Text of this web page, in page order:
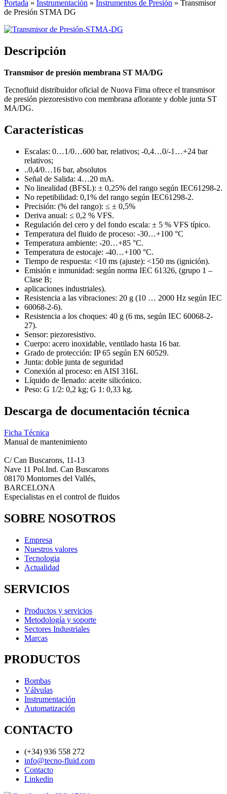
Portada » Instrumentación » Instrumentos de Presión » Transmisor
de Presión STMA DG
Descripción
Transmisor de presión membrana ST MA/DG
Tecnofluid distribuidor oficial de Nuova Fima ofrece el transmisor
de presión piezoresistivo con membrana aflorante y doble junta ST
MA/DG.
Características
Escalas: 0…1/0…600 bar, relativos; -0,4…0/-1…+24 bar
relativos;
..0,4/0…16 bar, absolutos
Señal de Salida: 4…20 mA.
No linealidad (BFSL): ± 0,25% del rango según IEC61298-2.
No repetibilidad: 0,1% del rango según IEC61298-2.
Precisión: (% del rango): ≤ ± 0,5%
Deriva anual: ≤ 0,2 % VFS.
Regulación del cero y del fondo escala: ± 5 % VFS típico.
Temperatura del fluido de proceso: -30…+100 °C
Temperatura ambiente: -20…+85 °C.
Temperatura de estocaje: -40…+100 °C.
Tiempo de respuesta: <10 ms (ajuste): <150 ms (ignición).
Emisión e inmunidad: según norma IEC 61326, (grupo 1 –
Clase B;
aplicaciones industriales).
Resistencia a las vibraciones: 20 g (10 … 2000 Hz según IEC
60068-2-6).
Resistencia a los choques: 40 g (6 ms, según IEC 60068-2-
27).
Sensor: piezoresistivo.
Cuerpo: acero inoxidable, ventilado hasta 16 bar.
Grado de protección: IP 65 según EN 60529.
Junta: doble junta de seguridad
Conexión al proceso: en AISI 316L
Líquido de llenado: aceite silicónico.
Peso: G 1/2: 0,2 kg; G 1: 0,33 kg.
Descarga de documentación técnica
Ficha Técnica
Manual de mantenimiento
C/ Can Buscarons, 11-13
Nave 11 Pol.Ind. Can Buscarons
08170 Montornes del Vallés,
BARCELONA
Especialistas en el control de fluidos
SOBRE NOSOTROS
Empresa
Nuestros valores
Tecnologia
Actualidad
SERVICIOS
Productos y servicios
Metodología y soporte
Sectores Industriales
Marcas
PRODUCTOS
Bombas
Válvulas
Instrumentación
Automatización
CONTACTO
(+34) 936 558 272
info@tecno-fluid.com
Contacto
Linkedin